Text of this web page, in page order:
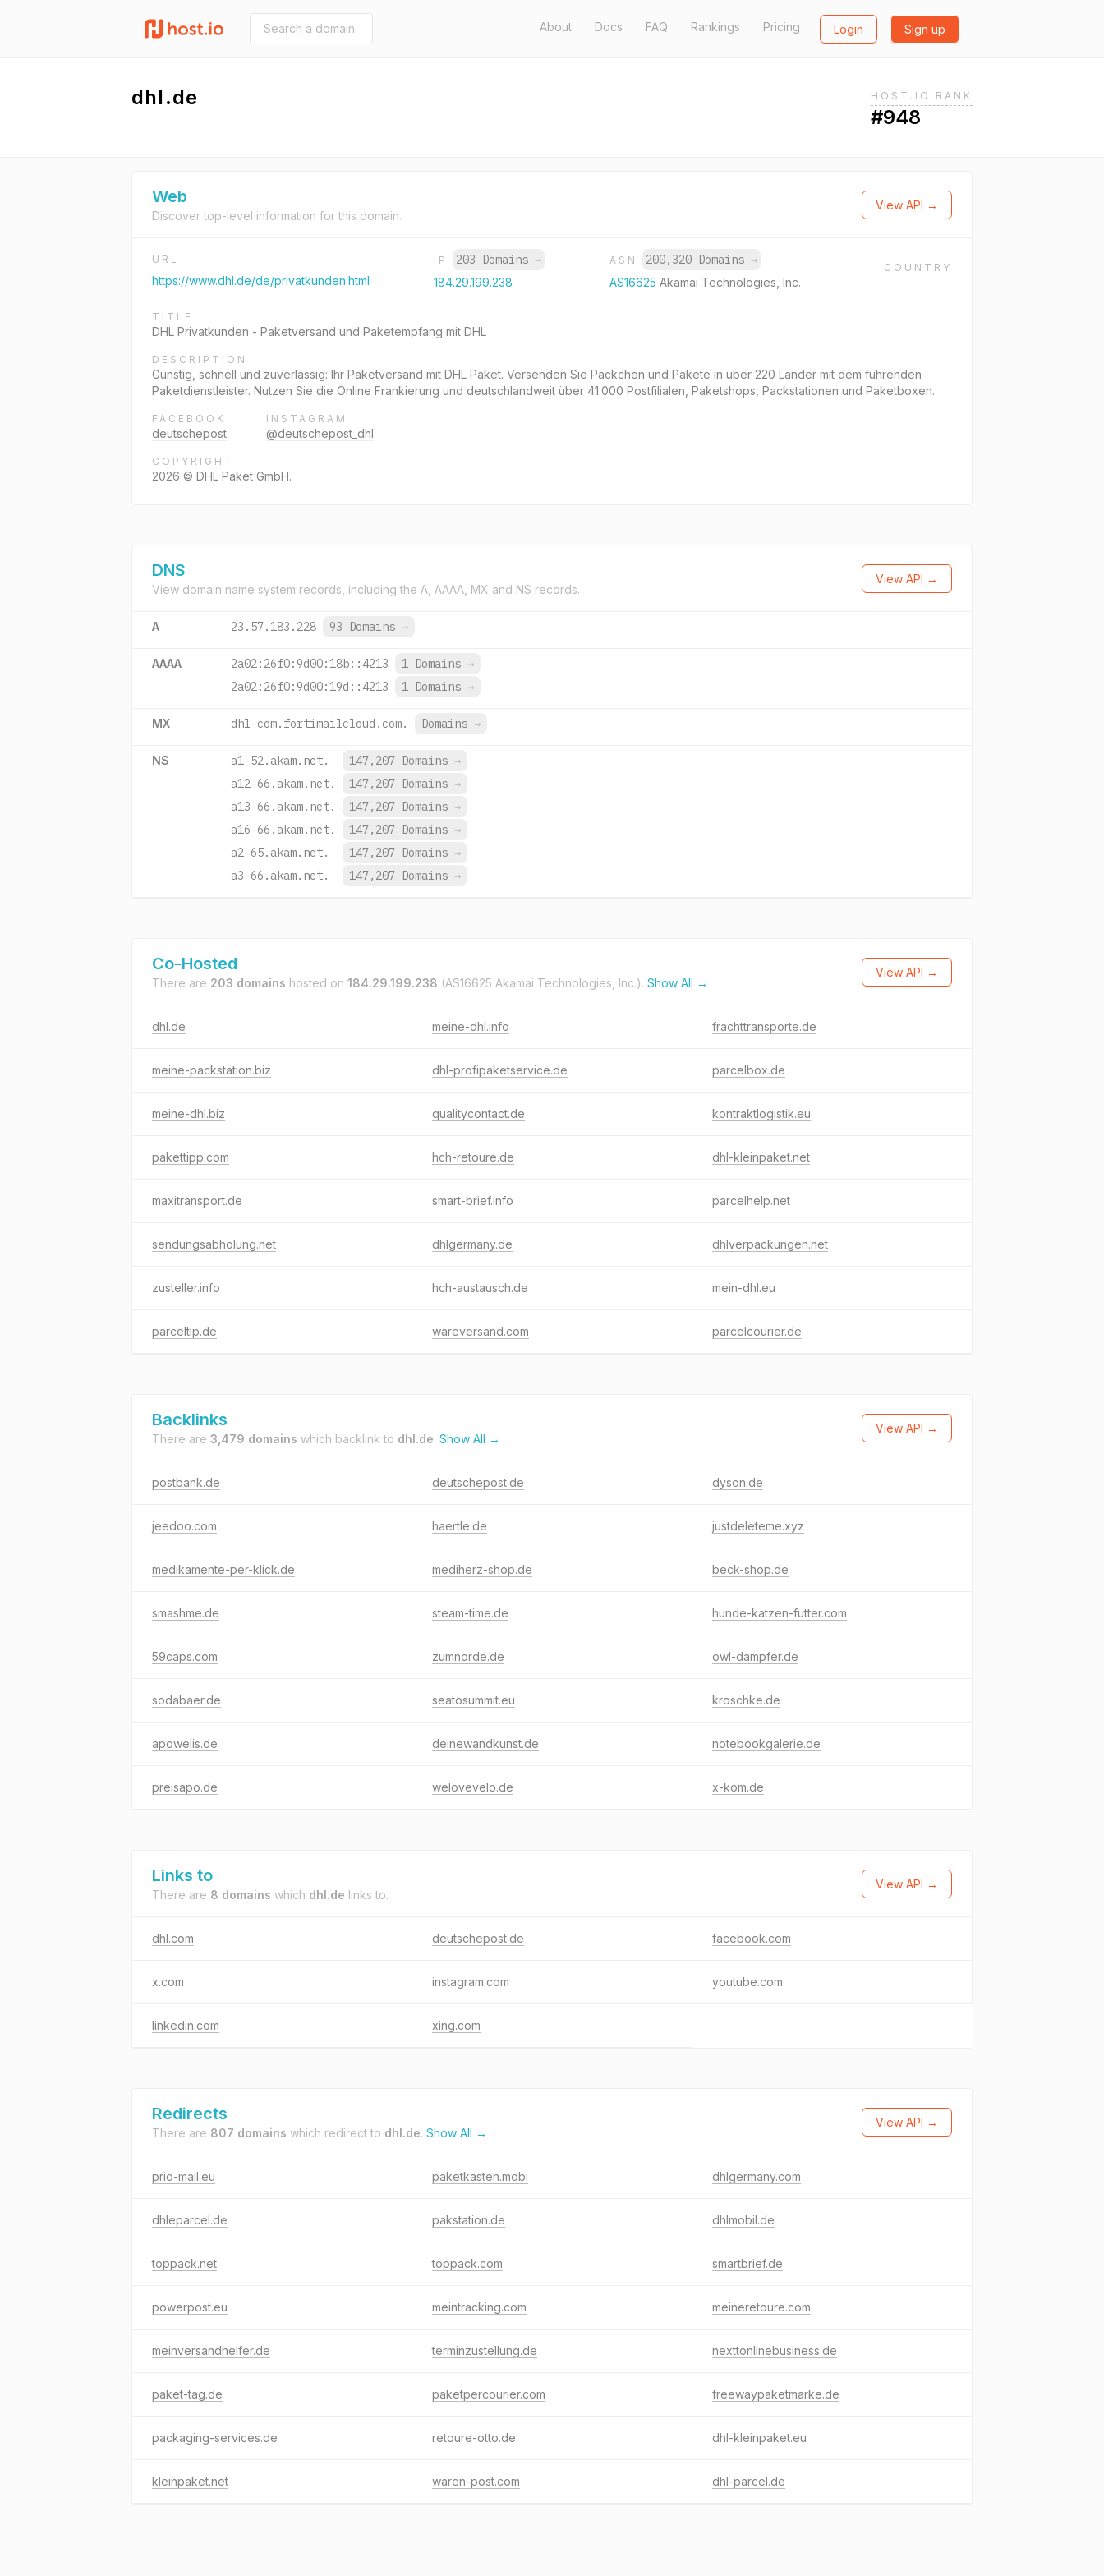
About Docs FAQ Rankings Pricing Login Sign up
dhl.de HOST.IO RANK
#948
Web
Discover top-level information for this domain.
View API →
URL
https://www.dhl.de/de/privatkunden.html
IP 203 Domains →
184.29.199.238
ASN 200,320 Domains →
AS16625 Akamai Technologies, Inc.
COUNTRY
TITLE
DHL Privatkunden - Paketversand und Paketempfang mit DHL
DESCRIPTION
Günstig, schnell und zuverlässig: Ihr Paketversand mit DHL Paket. Versenden Sie Päckchen und Pakete in über 220 Länder mit dem führenden
Paketdienstleister. Nutzen Sie die Online Frankierung und deutschlandweit über 41.000 Postfilialen, Paketshops, Packstationen und Paketboxen.
FACEBOOK
deutschepost
INSTAGRAM
@deutschepost_dhl
COPYRIGHT
2026 © DHL Paket GmbH.
DNS
View domain name system records, including the A, AAAA, MX and NS records.
View API →
A 23.57.183.228 93 Domains →
AAAA 2a02:26f0:9d00:18b::4213 1 Domains →
2a02:26f0:9d00:19d::4213
1 Domains →
MX dhl-com.fortimailcloud.com. Domains →
NS a1-52.akam.net. 147,207 Domains →
a12-66.akam.net.
147,207 Domains →
a13-66.akam.net.
147,207 Domains →
a16-66.akam.net.
147,207 Domains →
a2-65.akam.net.
147,207 Domains →
a3-66.akam.net.
147,207 Domains →
Co-Hosted
There are 203 domains hosted on 184.29.199.238 (AS16625 Akamai Technologies, Inc.). Show All →
View API →
dhl.de meine-dhl.info frachttransporte.de
meine-packstation.biz dhl-profipaketservice.de parcelbox.de
meine-dhl.biz qualitycontact.de kontraktlogistik.eu
pakettipp.com hch-retoure.de dhl-kleinpaket.net
maxitransport.de smart-brief.info parcelhelp.net
sendungsabholung.net dhlgermany.de dhlverpackungen.net
zusteller.info hch-austausch.de mein-dhl.eu
parceltip.de wareversand.com parcelcourier.de
Backlinks
There are 3,479 domains which backlink to dhl.de. Show All →
View API →
postbank.de deutschepost.de dyson.de
jeedoo.com haertle.de justdeleteme.xyz
medikamente-per-klick.de mediherz-shop.de beck-shop.de
smashme.de steam-time.de hunde-katzen-futter.com
59caps.com zumnorde.de owl-dampfer.de
sodabaer.de seatosummit.eu kroschke.de
apowelis.de deinewandkunst.de notebookgalerie.de
preisapo.de welovevelo.de x-kom.de
Links to
There are 8 domains which dhl.de links to.
View API →
dhl.com deutschepost.de facebook.com
x.com instagram.com youtube.com
linkedin.com xing.com
Redirects
There are 807 domains which redirect to dhl.de. Show All →
View API →
prio-mail.eu paketkasten.mobi dhlgermany.com
dhleparcel.de pakstation.de dhlmobil.de
toppack.net toppack.com smartbrief.de
powerpost.eu meintracking.com meineretoure.com
meinversandhelfer.de terminzustellung.de nexttonlinebusiness.de
paket-tag.de paketpercourier.com freewaypaketmarke.de
packaging-services.de retoure-otto.de dhl-kleinpaket.eu
kleinpaket.net waren-post.com dhl-parcel.de